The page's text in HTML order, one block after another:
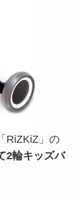
RiZKiZ」の
2輪キッズバ